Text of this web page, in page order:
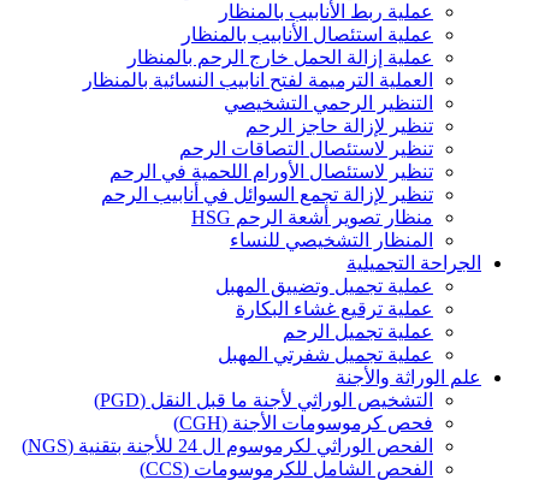
عملية ربط الأنابيب بالمنظار
عملية استئصال الأنابيب بالمنظار
عملية إزالة الحمل خارج الرحم بالمنظار
العملية الترميمة لفتح انابيب النسائية بالمنظار
التنظير الرحمي التشخيصي
تنظير لإزالة حاجز الرحم
تنظير لاستئصال التصاقات الرحم
تنظير لاستئصال الأورام اللحمية في الرحم
تنظير لإزالة تجمع السوائل في أنابيب الرحم
منظار تصوير أشعة الرحم HSG
المنظار التشخيصي للنساء
الجراحة التجميلية
عملية تجميل وتضييق المهبل
عملية ترقيع غشاء البكارة
عملية تجميل الرحم
عملية تجميل شفرتي المهبل
علم الوراثة والأجنة
التشخيص الوراثي لأجنة ما قبل النقل (PGD)
فحص كرموسومات الأجنة (CGH)
الفحص الوراثي لكرموسوم ال 24 للأجنة بتقنية (NGS)
الفحص الشامل للكرموسومات (CCS)